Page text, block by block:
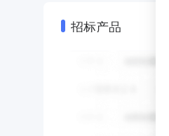
招标产品